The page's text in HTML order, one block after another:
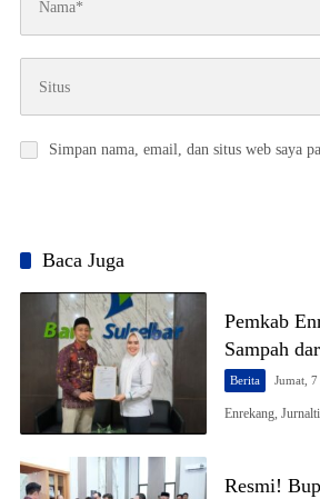
Simpan nama, email, dan situs web saya
Baca Juga
Pemkab
Sampah
Berita Jumat,
Enrekang,
Resmi!